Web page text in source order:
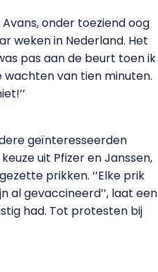
onder toeziend oog
weken in Nederland. Het
pas aan de beurt toen ik
wachten van tien minuten.
geïnteresseerden
uit Pfizer en Janssen,
prikken. ‘’Elke prik
gevaccineerd’’, laat een
had. Tot protesten bij